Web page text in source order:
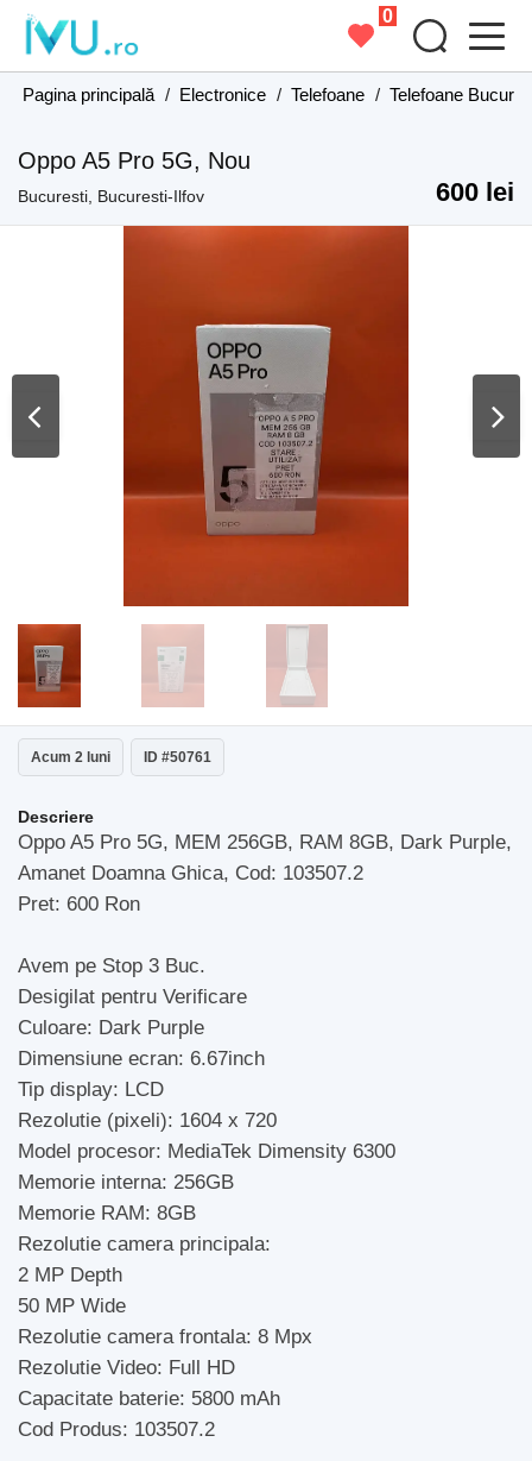
0
Pagina principală / Electronice / Telefoane / Telefoane
Oppo A5 Pro 5G, Nou
Bucuresti, Bucuresti-Ilfov 600 lei
Acum 2 luni ID #50761
Descriere
Oppo A5 Pro 5G, MEM 256GB, RAM 8GB, Dark Purple,
Amanet Doamna Ghica, Cod: 103507.2
Pret: 600 Ron
Avem pe Stop 3 Buc.
Desigilat pentru Verificare
Culoare: Dark Purple
Dimensiune ecran: 6.67inch
Tip display: LCD
Rezolutie (pixeli): 1604 x 720
Model procesor: MediaTek Dimensity 6300
Memorie interna: 256GB
Memorie RAM: 8GB
Rezolutie camera principala:
2 MP Depth
50 MP Wide
Rezolutie camera frontala: 8 Mpx
Rezolutie Video: Full HD
Capacitate baterie: 5800 mAh
Cod Produs: 103507.2